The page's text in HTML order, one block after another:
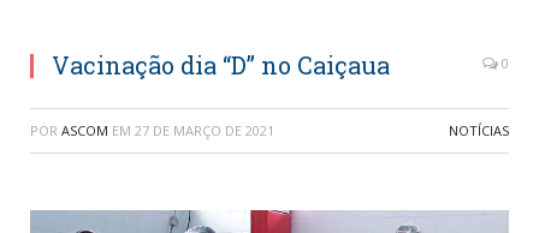
Vacinação dia “D” no Caiçaua 0
POR ASCOM EM 27 DE MARÇO DE 2021 NOTÍCIAS